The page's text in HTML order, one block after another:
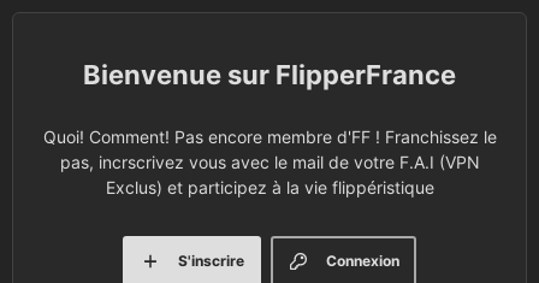
FlipperFrance
Quoi! Comment! Pas encore membre d'FF ! Franchissez le
pas, incrscrivez vous avec le mail de votre F.A.I (VPN
Exclus) et participez à la vie flippéristique
Connexion
S'inscrire